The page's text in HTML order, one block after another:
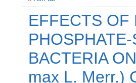
EFFECTS OF
BACTERIA
max L. Merr.)